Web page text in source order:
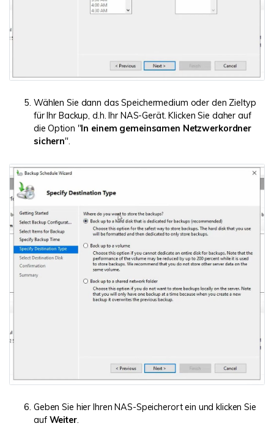
Wählen Sie dann das Speichermedium oder den Zieltyp
für Ihr Backup, d.h. Ihr NAS-Gerät. Klicken Sie daher auf
die Option "In einem gemeinsamen Netzwerkordner
sichern".
Geben Sie hier Ihren NAS-Speicherort ein und klicken Sie
auf Weiter.